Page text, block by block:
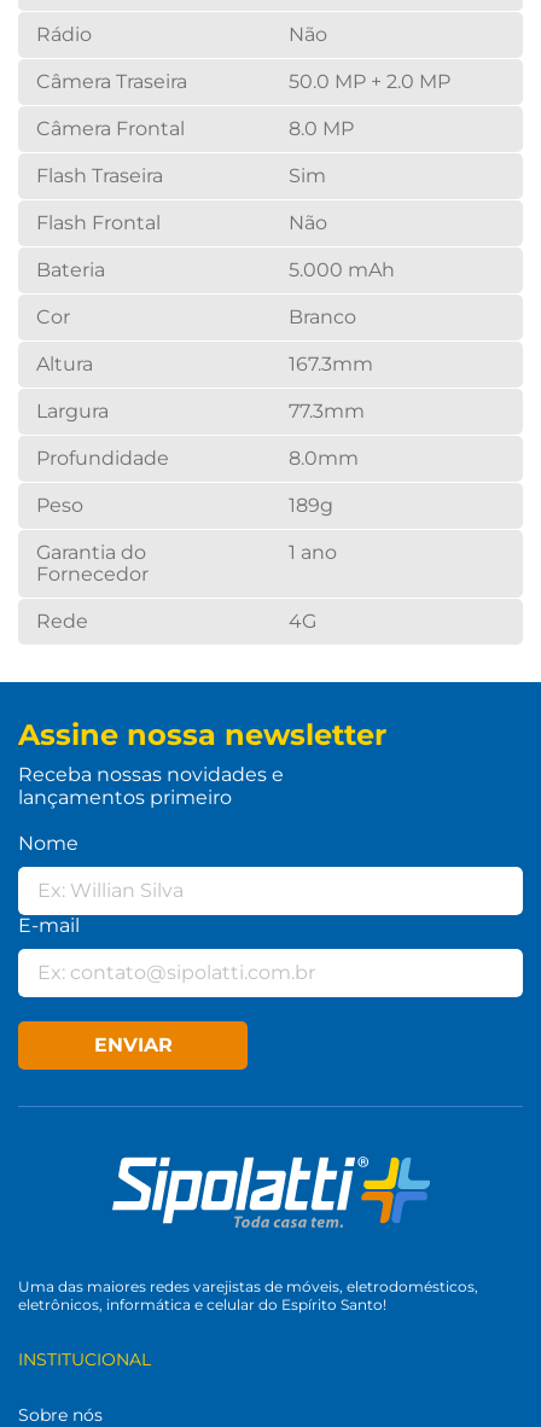
Rádio Não
Câmera Traseira 50.0 MP + 2.0 MP
Câmera Frontal 8.0 MP
Flash Traseira Sim
Flash Frontal Não
Bateria 5.000 mAh
Cor Branco
Altura 167.3mm
Largura 77.3mm
Profundidade 8.0mm
Peso 189g
Garantia do
Fornecedor
1 ano
Rede 4G
Assine nossa newsletter
Receba nossas novidades e
lançamentos primeiro
Nome
E-mail
ENVIAR
Uma das maiores redes varejistas de móveis, eletrodomésticos,
eletrônicos, informática e celular do Espírito Santo!
INSTITUCIONAL
Sobre nós